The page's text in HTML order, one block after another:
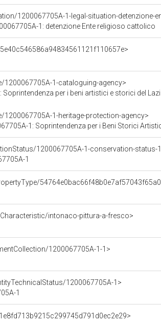
1200067705A-1-legal-situation-detenzione-
1: detenzione Ente religioso cattolico
1-cataloguing-agency>
per i beni artistici e storici del
1-heritage-protection-agency>
1: Soprintendenza per i Beni Storici
1200067705A-1-conservation-status-
1
intonaco-pittura-a-fresco>
1200067705A-1-1>
1200067705A-1>
1